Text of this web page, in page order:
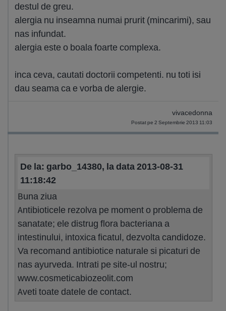
destul de greu.
alergia nu inseamna numai prurit (mincarimi), sau
nas infundat.
alergia este o boala foarte complexa.
inca ceva, cautati doctorii competenti. nu toti isi
dau seama ca e vorba de alergie.
vivacedonna
Postat pe 2 Septembrie 2013 11:03
De la: garbo_14380, la data 2013-08-31
11:18:42
Buna ziua
Antibioticele rezolva pe moment o problema de
sanatate; ele distrug flora bacteriana a
intestinului, intoxica ficatul, dezvolta candidoze.
Va recomand antibiotice naturale si picaturi de
nas ayurveda. Intrati pe site-ul nostru;
www.cosmeticabiozeolit.com
Aveti toate datele de contact.